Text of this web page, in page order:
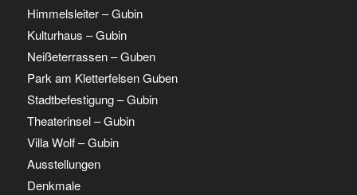
Himmelsleiter – Gubin
Kulturhaus – Gubin
Neißeterrassen – Guben
Park am Kletterfelsen Guben
Stadtbefestigung – Gubin
Theaterinsel – Gubin
Villa Wolf – Gubin
Ausstellungen
Denkmale